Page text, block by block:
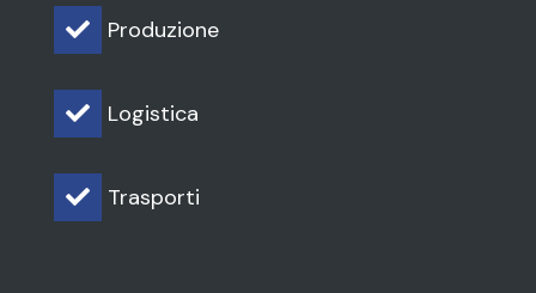
 Produzione
 Logistica
 Trasporti